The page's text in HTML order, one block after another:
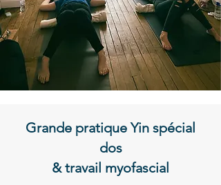
Grande pratique Yin spécial
dos
& travail myofascial